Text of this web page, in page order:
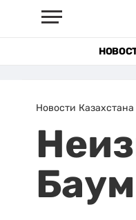
Новости Казахстана